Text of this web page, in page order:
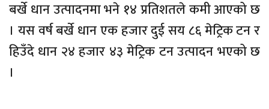
बर्खे धान उत्पादनमा भने १४ प्रतिशतले कमी आएको छ
। यस वर्ष बर्खे धान एक हजार दुई सय ८६ मेट्रिक टन र
हिउँदे धान २४ हजार ४३ मेट्रिक टन उत्पादन भएको छ
।